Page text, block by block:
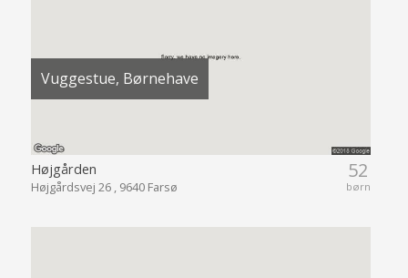
Vuggestue, Børnehave
52
børn
Højgården
Højgårdsvej 26 , 9640 Farsø